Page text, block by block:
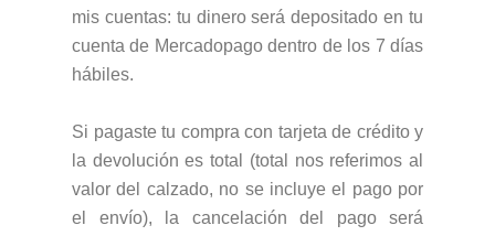
mis cuentas: tu dinero será depositado en tu
cuenta de Mercadopago dentro de los 7 días
hábiles.
Si pagaste tu compra con tarjeta de crédito y
la devolución es total (total nos referimos al
valor del calzado, no se incluye el pago por
el envío), la cancelación del pago será